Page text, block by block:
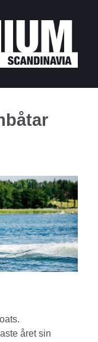
året sin